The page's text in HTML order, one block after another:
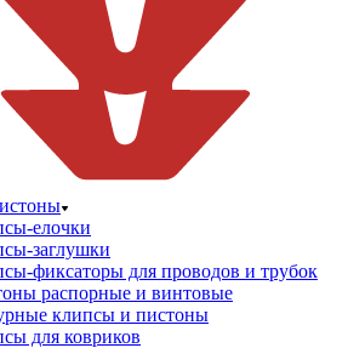
елочки
заглушки
фиксаторы для проводов и трубок
распорные и винтовые
клипсы и пистоны
для ковриков